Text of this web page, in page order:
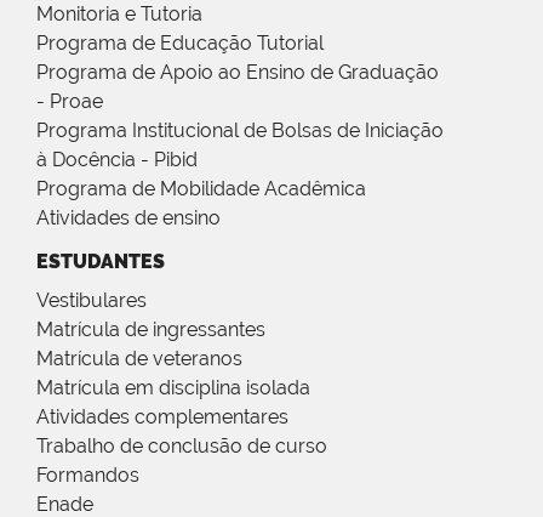
Monitoria e Tutoria
Programa de Educação Tutorial
Programa de Apoio ao Ensino de Graduação
- Proae
Programa Institucional de Bolsas de Iniciação
à Docência - Pibid
Programa de Mobilidade Acadêmica
Atividades de ensino
ESTUDANTES
Vestibulares
Matrícula de ingressantes
Matrícula de veteranos
Matrícula em disciplina isolada
Atividades complementares
Trabalho de conclusão de curso
Formandos
Enade